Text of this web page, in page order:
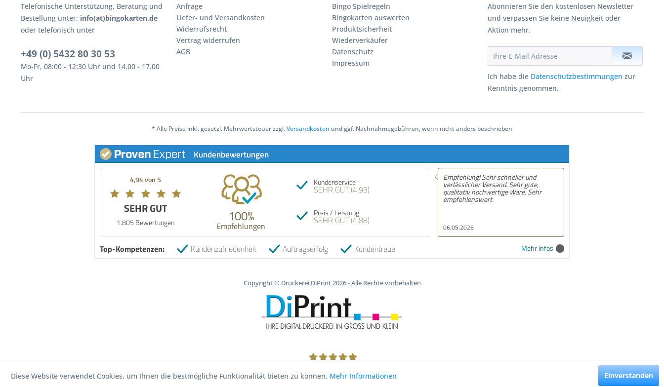
Telefonische Unterstützung, Beratung und
Bestellung unter: info(at)bingokarten.de
oder telefonisch unter
+49 (0) 5432 80 30 53
Mo-Fr, 08:00 - 12:30 Uhr und 14.00 - 17.00
Uhr
Anfrage
Liefer- und Versandkosten
Widerrufsrecht
Vertrag widerrufen
AGB
Bingo Spielregeln
Bingokarten auswerten
Produktsicherheit
Wiederverkäufer
Datenschutz
Impressum
Abonnieren Sie den kostenlosen Newsletter
und verpassen Sie keine Neuigkeit oder
Aktion mehr.
Ich habe die Datenschutzbestimmungen zur
Kenntnis genommen.
* Alle Preise inkl. gesetzl. Mehrwertsteuer zzgl.Versandkosten und ggf. Nachnahmegebühren, wenn nicht anders beschrieben
Kundenbewertungen
4,94 von 5
SEHR GUT
1.805 Bewertungen 100%
Empfehlungen
Kundenservice
SEHR GUT (4,93)
Preis / Leistung
SEHR GUT (4,88)
06.05.2026
Empfehlung! Sehr schneller und
verlässlicher Versand. Sehr gute,
qualitativ hochwertige Ware. Sehr
empfehlenswert.
Mehr Infos
Top-Kompetenzen: Kundenzufriedenheit Auftragserfolg Kundentreue
Copyright © Druckerei DiPrint 2026 - Alle Rechte vorbehalten
Diese Website verwendet Cookies, um Ihnen die bestmögliche Funktionalität bieten zu können. Mehr Informationen Einverstanden